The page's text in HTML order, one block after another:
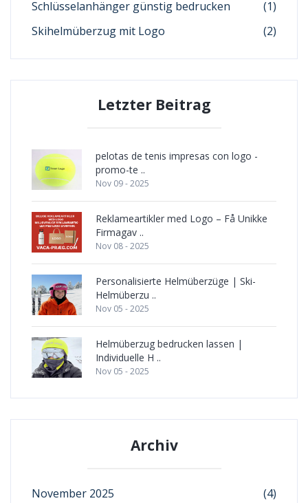
Schlüsselanhänger günstig bedrucken
(1)
Skihelmüberzug mit Logo
(2)
Letzter Beitrag
pelotas de tenis impresas con logo -
promo-te ..
Nov 09 - 2025
Reklameartikler med Logo – Få Unikke
Firmagav ..
Nov 08 - 2025
Personalisierte Helmüberzüge | Ski-
Helmüberzu ..
Nov 05 - 2025
Helmüberzug bedrucken lassen |
Individuelle H ..
Nov 05 - 2025
Archiv
November 2025
(4)